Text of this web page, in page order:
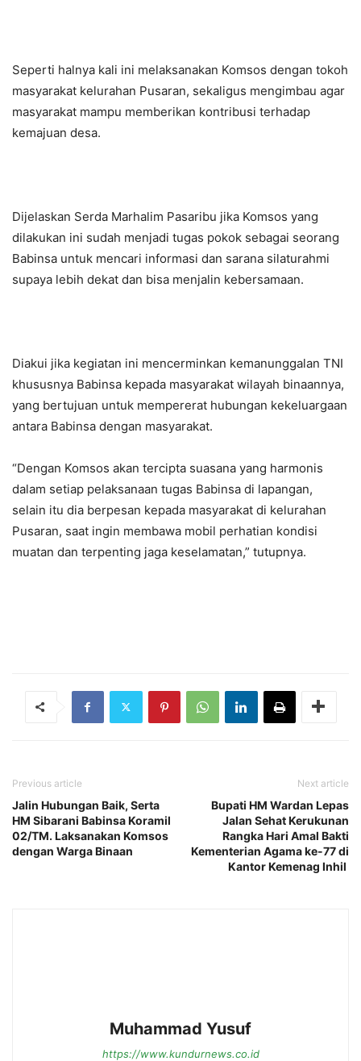
Seperti halnya kali ini melaksanakan Komsos dengan tokoh
masyarakat kelurahan Pusaran, sekaligus mengimbau agar
masyarakat mampu memberikan kontribusi terhadap
kemajuan desa.
Dijelaskan Serda Marhalim Pasaribu jika Komsos yang
dilakukan ini sudah menjadi tugas pokok sebagai seorang
Babinsa untuk mencari informasi dan sarana silaturahmi
supaya lebih dekat dan bisa menjalin kebersamaan.
Diakui jika kegiatan ini mencerminkan kemanunggalan TNI
khususnya Babinsa kepada masyarakat wilayah binaannya,
yang bertujuan untuk mempererat hubungan kekeluargaan
antara Babinsa dengan masyarakat.
“Dengan Komsos akan tercipta suasana yang harmonis
dalam setiap pelaksanaan tugas Babinsa di lapangan,
selain itu dia berpesan kepada masyarakat di kelurahan
Pusaran, saat ingin membawa mobil perhatian kondisi
muatan dan terpenting jaga keselamatan,” tutupnya.
Previous article
Jalin Hubungan Baik, Serta
HM Sibarani Babinsa Koramil
02/TM. Laksanakan Komsos
dengan Warga Binaan
Next article
Bupati HM Wardan Lepas
Jalan Sehat Kerukunan
Rangka Hari Amal Bakti
Kementerian Agama ke-77 di
Kantor Kemenag Inhil
Muhammad Yusuf
https://www.kundurnews.co.id